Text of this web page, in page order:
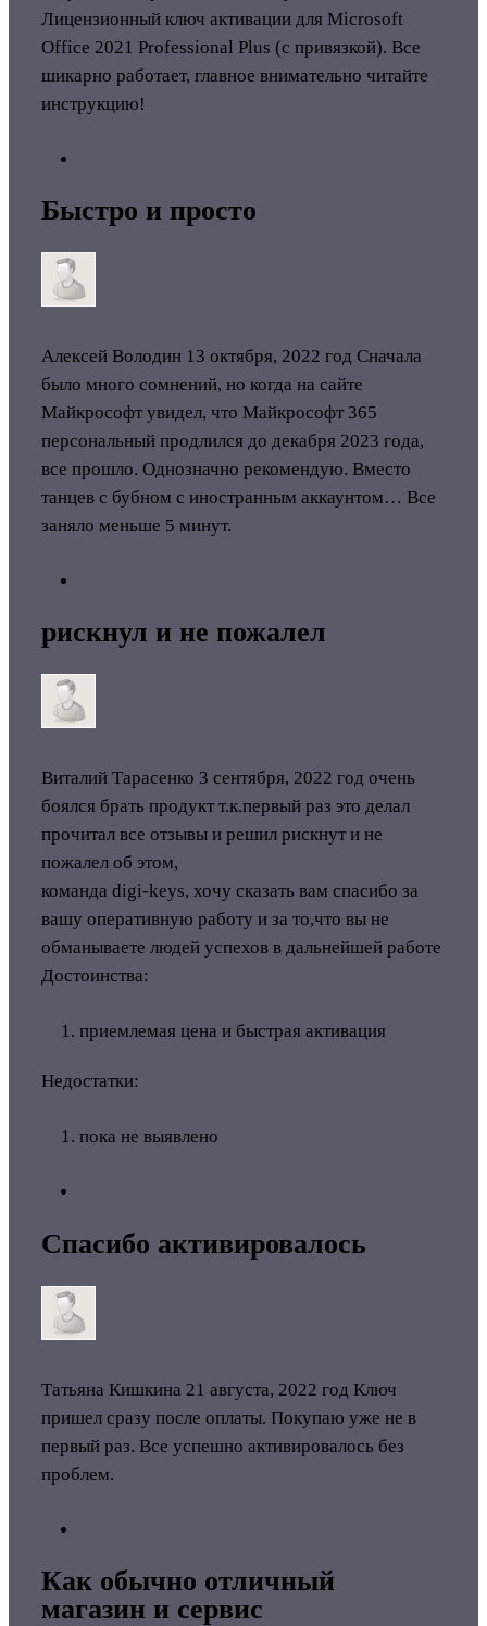
Лицензионный ключ активации для Microsoft
Office 2021 Professional Plus (с привязкой). Все
шикарно работает, главное внимательно читайте
инструкцию!
Быстро и просто
Алексей Володин 13 октября, 2022 год Сначала
было много сомнений, но когда на сайте
Майкрософт увидел, что Майкрософт 365
персональный продлился до декабря 2023 года,
все прошло. Однозначно рекомендую. Вместо
танцев с бубном с иностранным аккаунтом… Все
заняло меньше 5 минут.
рискнул и не пожалел
Виталий Тарасенко 3 сентября, 2022 год очень
боялся брать продукт т.к.первый раз это делал
прочитал все отзывы и решил рискнут и не
пожалел об этом,
команда digi-keys, хочу сказать вам спасибо за
вашу оперативную работу и за то,что вы не
обманываете людей успехов в дальнейшей работе
Достоинства:
приемлемая цена и быстрая активация
Недостатки:
пока не выявлено
Спасибо активировалось
Татьяна Кишкина 21 августа, 2022 год Ключ
пришел сразу после оплаты. Покупаю уже не в
первый раз. Все успешно активировалось без
проблем.
Как обычно отличный
магазин и сервис